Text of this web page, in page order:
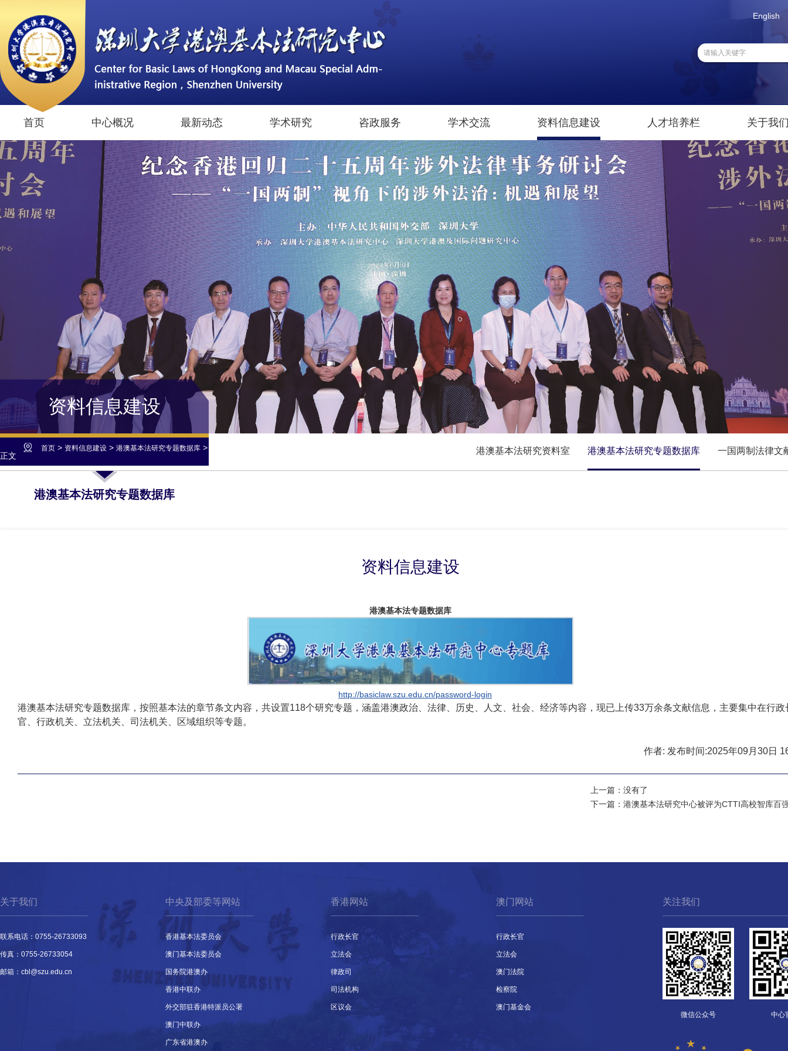
English
首页 中心概况 最新动态 学术研究 咨政服务 学术交流 资料信息建设 人才培养栏 关于我
资料信息建设
首页 > 资料信息建设 > 港澳基本法研究专题数据库 >
正文
港澳基本法研究资料室 港澳基本法研究专题数据库 一国两制法律文
港澳基本法研究专题数据库
资料信息建设
港澳基本法专题数据库
http://basiclaw.szu.edu.cn/password-login
港澳基本法研究专题数据库， 按照基本法的章节条文内容，共设置118个研究专题，涵盖港澳政治、法律、历史、人文、社会、经济等内容，现已上传33万余条文献信息，主要集中在行政
官、行政机关、立法机关、司法机关、区域组织等专题。
作者: 发布时间:2025年09月30日
上一篇：没有了
下一篇： 港澳基本法研究中心被评为CTTI高校智库百
关于我们
联系电话：0755-26733093
传真：0755-26733054
邮箱：cbl@szu.edu.cn
中央及部委等网站
香港基本法委员会
澳门基本法委员会
国务院港澳办
香港中联办
外交部驻香港特派员公署
澳门中联办
广东省港澳办
香港网站
行政长官
立法会
律政司
司法机构
区议会
澳门网站
行政长官
立法会
澳门法院
检察院
澳门基金会
关注我们
微信公众号 中心